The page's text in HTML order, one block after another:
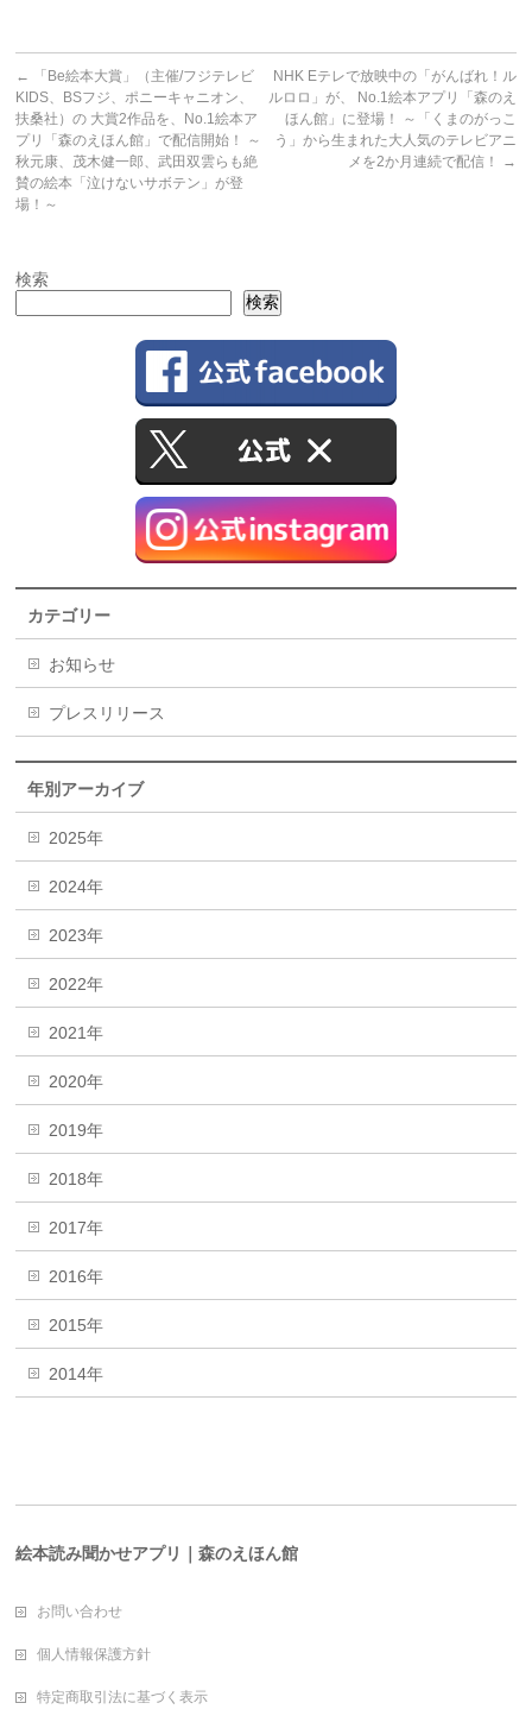
←
「Be絵本大賞」（主催/フジテレビ
KIDS、BSフジ、ポニーキャニオン、
扶桑社）の 大賞2作品を、No.1絵本ア
プリ「森のえほん館」で配信開始！ ～
秋元康、茂木健一郎、武田双雲らも絶
賛の絵本「泣けないサボテン」が登
場！～
NHK Eテレで放映中の「がんばれ！ル
ルロロ」が、 No.1絵本アプリ「森のえ
ほん館」に登場！ ～「くまのがっこ
う」から生まれた大人気のテレビアニ
メを2か月連続で配信！
→
検索
検索
カテゴリー
お知らせ
プレスリリース
年別アーカイブ
2025年
2024年
2023年
2022年
2021年
2020年
2019年
2018年
2017年
2016年
2015年
2014年
絵本読み聞かせアプリ｜森のえほん館
お問い合わせ
個人情報保護方針
特定商取引法に基づく表示